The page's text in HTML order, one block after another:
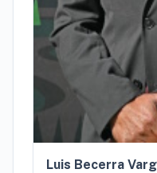
Luis Becerra